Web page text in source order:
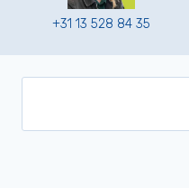
+31 13 528 84 35